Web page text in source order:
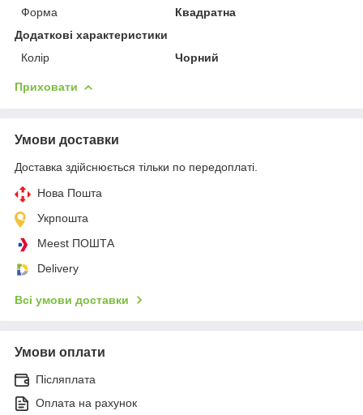
Форма
Квадратна
Додаткові характеристики
Колір
Чорний
Приховати
Умови доставки
Доставка здійснюється тільки по передоплаті.
Нова Пошта
Укрпошта
Meest ПОШТА
Delivery
Всі умови доставки
Умови оплати
Післяплата
Оплата на рахунок